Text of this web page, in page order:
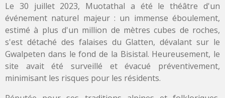
Le 30 juillet 2023, Muotathal a été le théâtre d'un
événement naturel majeur : un immense éboulement,
estimé à plus d'un million de mètres cubes de roches,
s'est détaché des falaises du Glatten, dévalant sur le
Gwalpeten dans le fond de la Bisistal. Heureusement, le
site avait été surveillé et évacué préventivement,
minimisant les risques pour les résidents.